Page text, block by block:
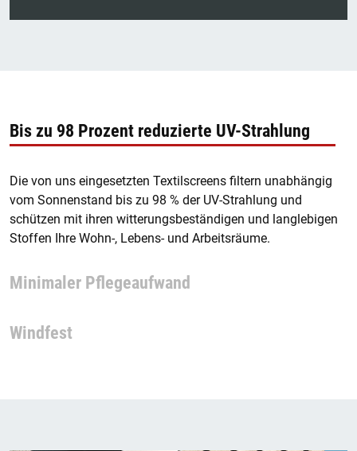
Bis zu 98 Prozent reduzierte UV-Strahlung
Die von uns eingesetzten Textilscreens filtern unabhängig
vom Sonnenstand bis zu 98 % der UV-Strahlung und
schützen mit ihren witterungsbeständigen und langlebigen
Stoffen Ihre Wohn-, Lebens- und Arbeitsräume.
Minimaler Pflegeaufwand
Windfest